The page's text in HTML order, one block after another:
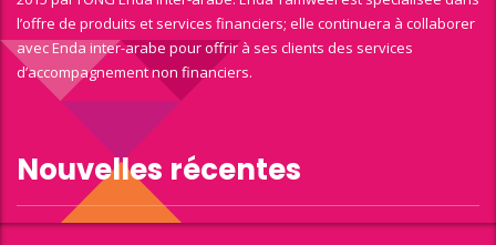
l’offre de produits et services financiers; elle continuera à collaborer
avec Enda inter-arabe pour offrir à ses clients des services
d’accompagnement non financiers.
Nouvelles récentes